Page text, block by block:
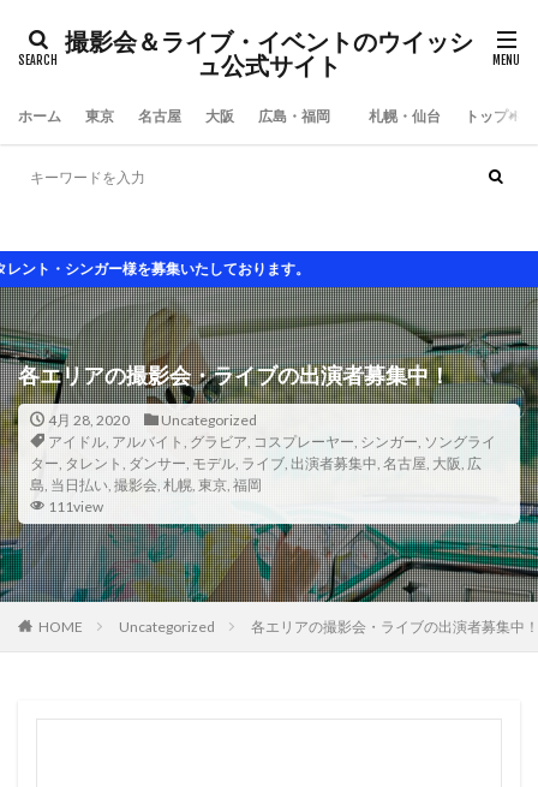
撮影会＆ライブ・イベントのウイッシ
ュ公式サイト
ホーム 東京 名古屋 大阪 広島・福岡 札幌・仙台 トップペ
を募集いたしております。
各エリアの撮影会・ライブの出演者募集中！
4月 28, 2020
Uncategorized
アイドル, アルバイト , グラビア, コスプレーヤー, シンガー, ソングライ
ター, タレント , ダンサー, モデル, ライブ, 出演者募集中, 名古屋, 大阪, 広
島, 当日払い, 撮影会, 札幌, 東京, 福岡
111view
HOME Uncategorized 各エリアの撮影会・ライブの出演者募集中！